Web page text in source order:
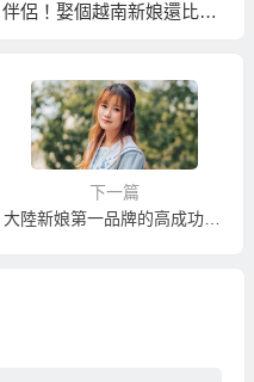
伴侶！娶個越南新娘還比較
下一篇
大陸新娘第一品牌的高成功率婚姻速配服務